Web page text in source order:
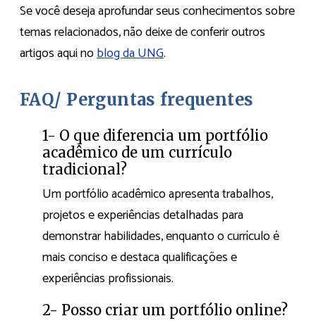
Se você deseja aprofundar seus conhecimentos sobre
temas relacionados, não deixe de conferir outros
artigos aqui noblog da UNG.
FAQ/ Perguntas frequentes
1- O que diferencia um portfólio
acadêmico de um currículo
tradicional?
Um portfólio acadêmico apresenta trabalhos,
projetos e experiências detalhadas para
demonstrar habilidades, enquanto o currículo é
mais conciso e destaca qualificações e
experiências profissionais.
2- Posso criar um portfólio online?